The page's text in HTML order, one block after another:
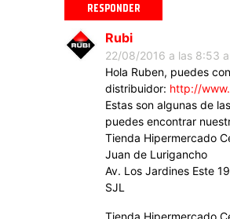
RESPONDER
Rubi
22/08/2016 a las 8:53
Hola Ruben, puedes
distribuidor: http://
Estas son algunas de
puedes encontrar
Tienda Hipermercado
Juan de Lurigancho
Av. Los Jardines Este
SJL
Tienda Hipermercado